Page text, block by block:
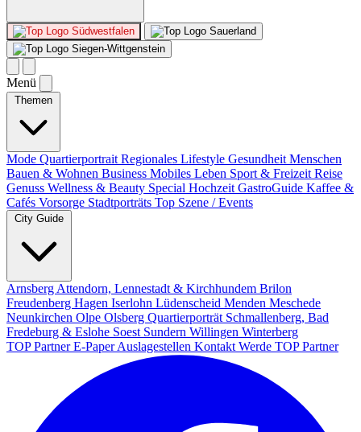
Südwestfalen
Sauerland
Siegen-Wittgenstein
Menü
Themen
Mode Quartierportrait Regionales Lifestyle Gesundheit Menschen
Bauen & Wohnen Business Mobiles Leben Sport & Freizeit Reise
Genuss Wellness & Beauty Special Hochzeit GastroGuide Kaffee &
Cafés Vorsorge Stadtporträts Top Szene / Events
City Guide
Arnsberg Attendorn, Lennestadt & Kirchhundem Brilon
Freudenberg Hagen Iserlohn Lüdenscheid Menden Meschede
Neunkirchen Olpe Olsberg Quartierporträt Schmallenberg, Bad
Fredeburg & Eslohe Soest Sundern Willingen Winterberg
TOP PartnerE-PaperAuslagestellen Kontakt Werde TOP Partner